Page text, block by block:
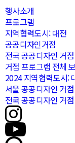
행사소개
프로그램
지역협력도시: 대전
공공디자인거점
전국 공공디자인 거
거점 프로그램 전체
2024 지역협력도시:
서울 공공디자인 거점
전국 공공디자인 거점